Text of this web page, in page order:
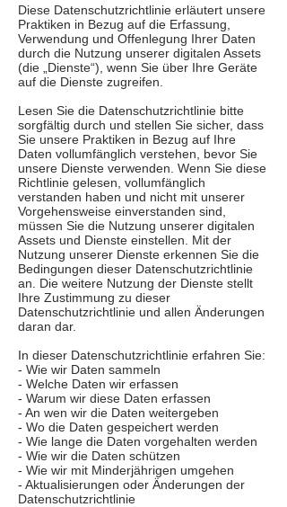
Diese Datenschutzrichtlinie erläutert unsere
Praktiken in Bezug auf die Erfassung,
Verwendung und Offenlegung Ihrer Daten
durch die Nutzung unserer digitalen Assets
(die „Dienste“), wenn Sie über Ihre Geräte
auf die Dienste zugreifen.
Lesen Sie die Datenschutzrichtlinie bitte
sorgfältig durch und stellen Sie sicher, dass
Sie unsere Praktiken in Bezug auf Ihre
Daten vollumfänglich verstehen, bevor Sie
unsere Dienste verwenden. Wenn Sie diese
Richtlinie gelesen, vollumfänglich
verstanden haben und nicht mit unserer
Vorgehensweise einverstanden sind,
müssen Sie die Nutzung unserer digitalen
Assets und Dienste einstellen. Mit der
Nutzung unserer Dienste erkennen Sie die
Bedingungen dieser Datenschutzrichtlinie
an. Die weitere Nutzung der Dienste stellt
Ihre Zustimmung zu dieser
Datenschutzrichtlinie und allen Änderungen
daran dar.
In dieser Datenschutzrichtlinie erfahren Sie:
- Wie wir Daten sammeln
- Welche Daten wir erfassen
- Warum wir diese Daten erfassen
- An wen wir die Daten weitergeben
- Wo die Daten gespeichert werden
- Wie lange die Daten vorgehalten werden
- Wie wir die Daten schützen
- Wie wir mit Minderjährigen umgehen
- Aktualisierungen oder Änderungen der
Datenschutzrichtlinie